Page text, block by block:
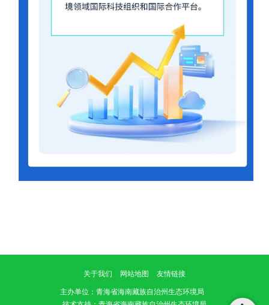
关于我们 网站地图 友情链接
主办单位 ：青海省海南藏族自治州生态环境局